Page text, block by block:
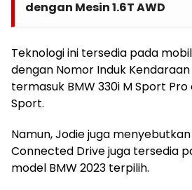
dengan Mesin 1.6T AWD
Teknologi ini tersedia pada
dengan Nomor Induk Kendaraan
termasuk BMW 330i M Sport Pro
Sport.
Namun, Jodie juga
Connected Drive juga tersedia
model BMW 2023 terpilih.